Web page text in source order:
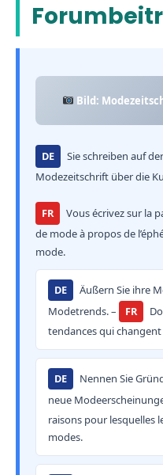
Bild:
DE
Sie schreiben auf
Modezeitschrift über die
FR
Vous écrivez sur la
de mode à propos de
mode.
DE
Äußern Sie ihre
Modetrends. –
FR
tendances qui
DE
Nennen Sie
neue
raisons pour lesquelles
modes.